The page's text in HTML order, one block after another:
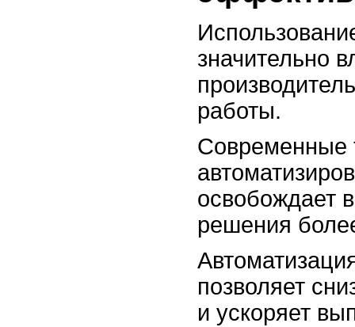
значительно
работы.
Современные
освобождает
решения
позволяет
и ускоряет